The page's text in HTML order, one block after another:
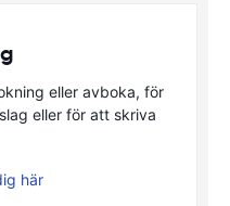
eller avboka, för
eller för att skriva
här